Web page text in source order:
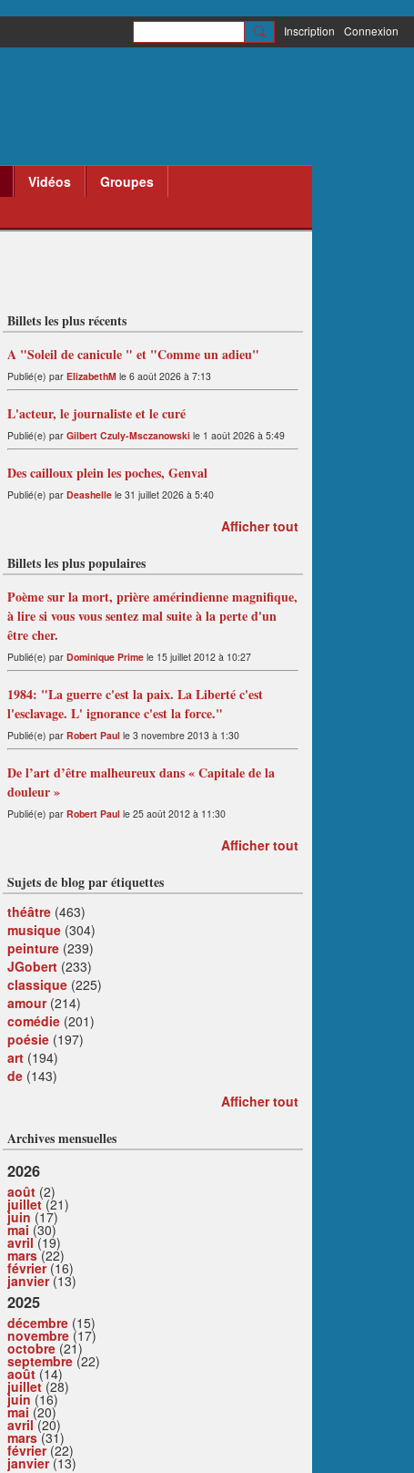
Inscription Connexion
Vidéos
Groupes
Billets les plus récents
A "Soleil de canicule " et "Comme un adieu"
Publié(e) par ElizabethM le 6 août 2026 à 7:13
L'acteur, le journaliste et le curé
Publié(e) par Gilbert Czuly-Msczanowski le 1 août 2026 à 5:49
Des cailloux plein les poches, Genval
Publié(e) par Deashelle le 31 juillet 2026 à 5:40
Afficher tout
Billets les plus populaires
Poème sur la mort, prière amérindienne magnifique,
à lire si vous vous sentez mal suite à la perte d'un
être cher.
Publié(e) par Dominique Prime le 15 juillet 2012 à 10:27
1984: "La guerre c'est la paix. La Liberté c'est
l'esclavage. L' ignorance c'est la force."
Publié(e) par Robert Paul le 3 novembre 2013 à 1:30
De l’art d’être malheureux dans « Capitale de la
douleur »
Publié(e) par Robert Paul le 25 août 2012 à 11:30
Afficher tout
Sujets de blog par étiquettes
théâtre (463)
musique (304)
peinture (239)
JGobert (233)
classique (225)
amour(214)
comédie (201)
poésie (197)
art (194)
de (143)
Afficher tout
Archives mensuelles
2026
août (2)
juillet(21)
juin (17)
mai (30)
avril(19)
mars(22)
février(16)
janvier(13)
2025
décembre (15)
novembre (17)
octobre (21)
septembre (22)
août (14)
juillet(28)
juin (16)
mai (20)
avril(20)
mars(31)
février(22)
janvier(13)